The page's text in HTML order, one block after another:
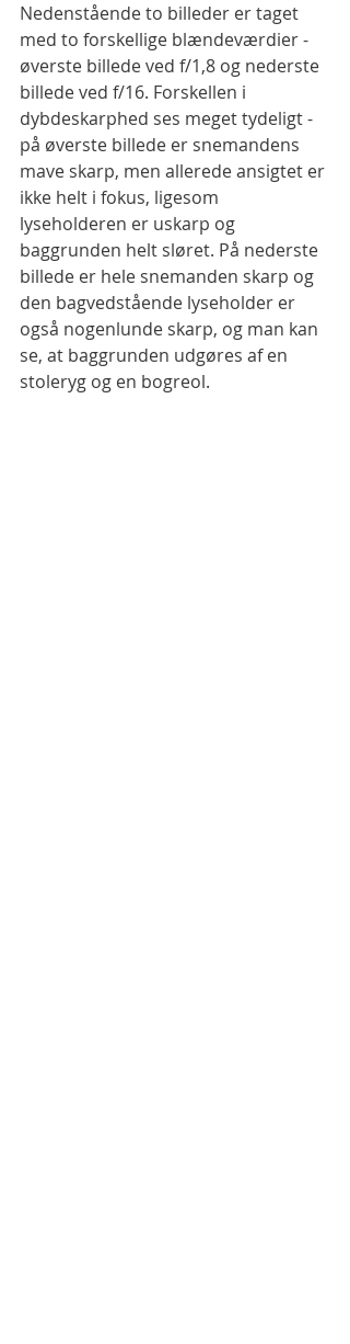
Nedenstående to billeder er taget
med to forskellige blændeværdier -
øverste billede ved f/1,8 og nederste
billede ved f/16. Forskellen i
dybdeskarphed ses meget tydeligt -
på øverste billede er snemandens
mave skarp, men allerede ansigtet er
ikke helt i fokus, ligesom
lyseholderen er uskarp og
baggrunden helt sløret. På nederste
billede er hele snemanden skarp og
den bagvedstående lyseholder er
også nogenlunde skarp, og man kan
se, at baggrunden udgøres af en
stoleryg og en bogreol.